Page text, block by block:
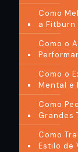
Como
a Fitburn
Como o
Como o
Mental e
Como
Grandes
Como
Estilo de